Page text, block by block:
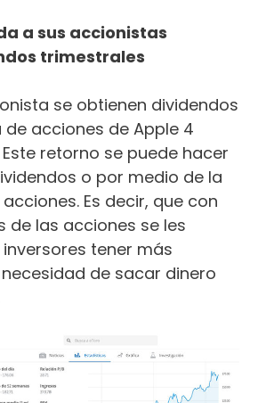
a sus accionistas
trimestrales
se obtienen dividendos
acciones de Apple 4
retorno se puede hacer
o por medio de la
Es decir, que con
de las acciones se les
tener más
de sacar dinero